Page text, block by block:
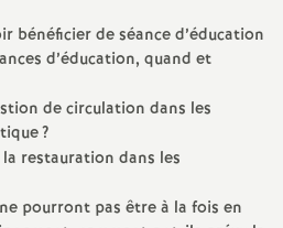
n
s
e
i
bénéficier de séance d’éducation
d’éducation, quand et
de circulation dans les
?
restauration dans les
pourront pas être à la fois en